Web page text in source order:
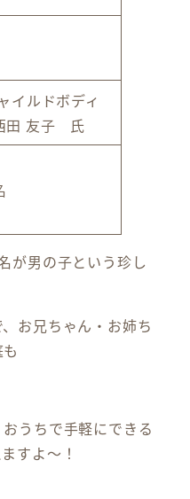
ルドボディ
田 友子 氏
が男の子という珍し
お兄ちゃん・お姉ち
うちで手軽にできる
すよ～！